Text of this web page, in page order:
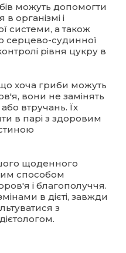
можуть допомогти
організмі і
системи, а також
серцево-судинної
рівня цукру в
хоча гриби можуть
вони не замінять
втручань. Їх
в парі з здоровим
щоденного
способом
і благополуччя.
в дієті, завжди
з